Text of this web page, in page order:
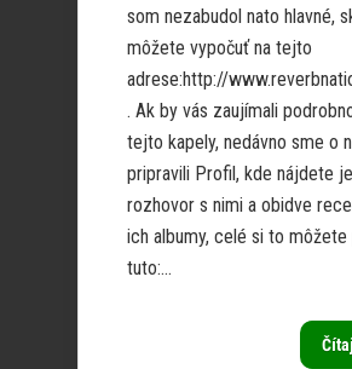
som nezabudol nato hlavné,
môžete vypočuť na tejto
adrese:http://
. Ak by vás zaujímali
tejto kapely, nedávno sme o
pripravili Profil, kde nájdete
rozhovor s nimi a obidve
ich albumy, celé si to
tuto:...